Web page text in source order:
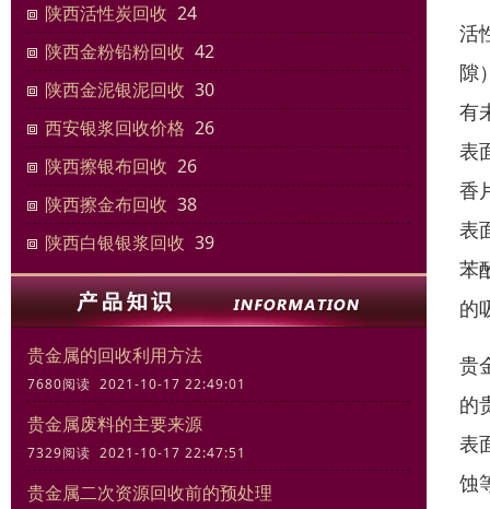
陕西活性炭回收 24
陕西金粉铅粉回收 42
陕西金泥银泥回收 30
西安银浆回收价格 26
陕西擦银布回收 26
陕西擦金布回收 38
陕西白银银浆回收 39
贵金属的回收利用方法
7680阅读 2021-10-17 22:49:01
贵金属废料的主要来源
7329阅读 2021-10-17 22:47:51
贵金属二次资源回收前的预处理
活
隙
有
表
香
表
苯
的
贵
的
表
蚀